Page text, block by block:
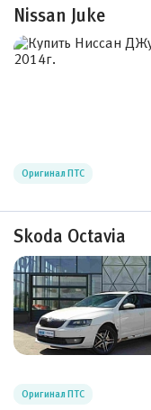
Nissan Juke
Оригинал ПТС
Skoda Octavia
Оригинал ПТС